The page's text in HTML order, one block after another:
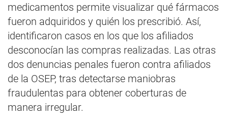
medicamentos permite visualizar qué fármacos
fueron adquiridos y quién los prescribió. Así,
identificaron casos en los que los afiliados
desconocían las compras realizadas. Las otras
dos denuncias penales fueron contra afiliados
de la OSEP, tras detectarse maniobras
fraudulentas para obtener coberturas de
manera irregular.